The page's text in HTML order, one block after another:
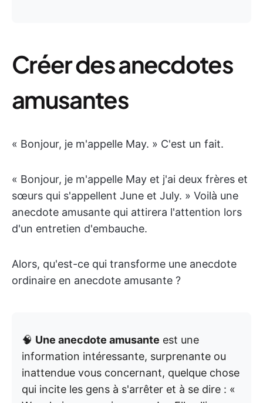
Créer des anecdotes
amusantes
« Bonjour, je m'appelle May. » C'est un fait.
« Bonjour, je m'appelle May et j'ai deux frères et
sœurs qui s'appellent June et July. » Voilà une
anecdote amusante qui attirera l'attention lors
d'un entretien d'embauche.
Alors, qu'est-ce qui transforme une anecdote
ordinaire en anecdote amusante ?
🧠 Une anecdote amusante est une
information intéressante, surprenante ou
inattendue vous concernant, quelque chose
qui incite les gens à s'arrêter et à se dire : «